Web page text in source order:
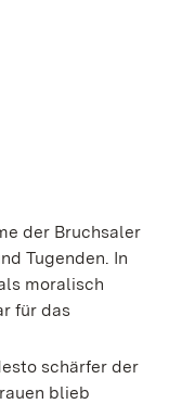
der Bruchsaler
Tugenden. In
moralisch
für das
schärfer der
blieb